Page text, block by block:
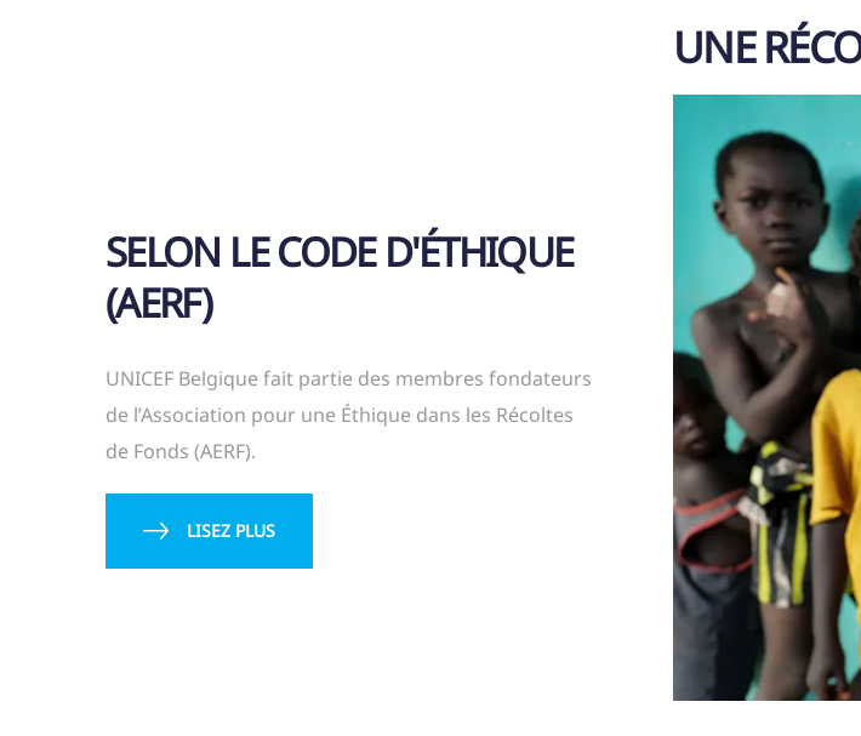
UNE
SELON LE CODE D'ÉTHIQUE
(AERF)
UNICEF Belgique fait partie des membres fondateurs
de l’Association pour une Éthique dans les Récoltes
de Fonds (AERF).
LISEZ PLUS